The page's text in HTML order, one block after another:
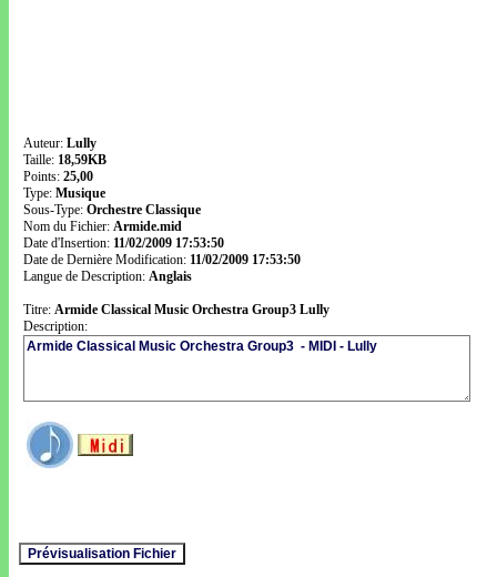
Auteur: Lully
Taille: 18,59KB
Points: 25,00
Type: Musique
Sous-Type: Orchestre Classique
Nom du Fichier: Armide.mid
Date d'Insertion: 11/02/2009 17:53:50
Date de Dernière Modification: 11/02/2009 17:53:50
Langue de Description: Anglais
Titre: Armide Classical Music Orchestra Group3 Lully
Description: